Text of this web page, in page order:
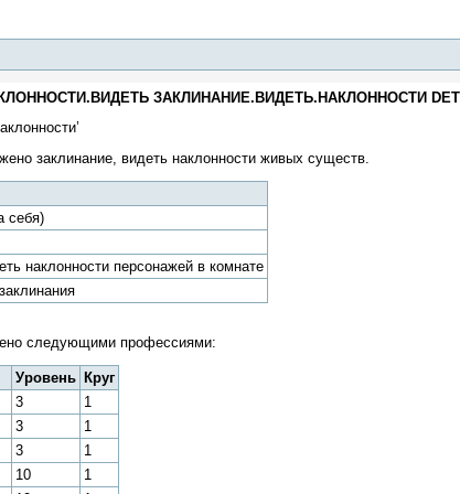
ЗАКЛИНАНИЕ.ВИДЕТЬ.НАКЛОННОСТИ
заклинание, видеть наклонности живых существ.
себя)
наклонности персонажей в комнате
следующими профессиями:
Уровень Круг
3
1
3
1
3
1
10
1